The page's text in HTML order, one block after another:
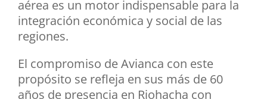
aérea es un motor indispensable para la
integración económica y social de las
regiones.
El compromiso de Avianca con este
propósito se refleja en sus más de 60
años de presencia en Riohacha con